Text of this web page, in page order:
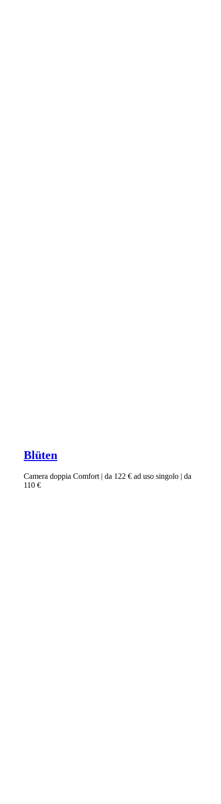
Blüten
Camera doppia Comfort | da 122 € ad uso singolo | da
110 €